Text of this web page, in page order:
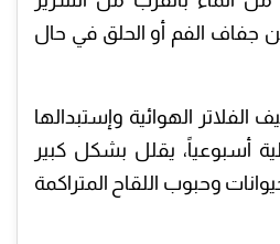
جفاف الفم أو الحلق في حال
الفلاتر الهوائية وإستبدالها
أسبوعياً، يقلل بشكل كبير
وحبوب اللقاح المتراكمة